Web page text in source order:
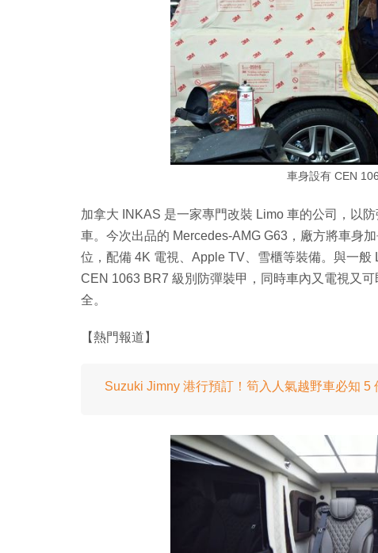
車身設有 CEN
加拿大 INKAS 是一家專門改裝 Limo 車的公司，以
車。今次出品的 Mercedes-AMG G63，廠方將車身
位，配備 4K 電視、Apple TV、雪櫃等裝備。與一
CEN 1063 BR7 級別防彈裝甲，同時車內又電視又
全。
【熱門報道】
Suzuki Jimny 港行預訂！筍入人氣越野車必知 5